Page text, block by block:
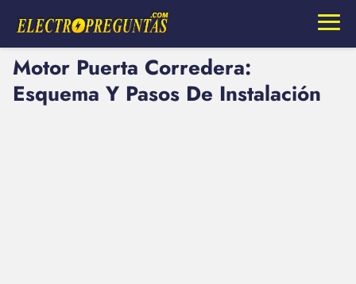
Motor Puerta Corredera:
Esquema Y Pasos De Instalación